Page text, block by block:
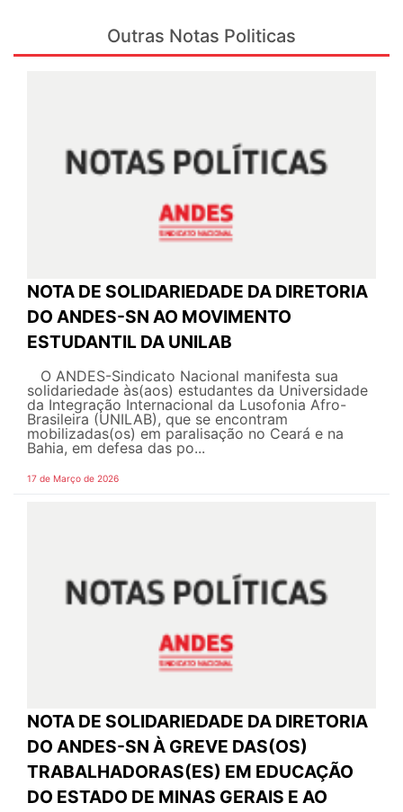
Outras Notas Politicas
NOTA DE SOLIDARIEDADE DA DIRETORIA
DO ANDES-SN AO MOVIMENTO
ESTUDANTIL DA UNILAB
O ANDES-Sindicato Nacional manifesta sua
solidariedade às(aos) estudantes da Universidade
da Integração Internacional da Lusofonia Afro-
Brasileira (UNILAB), que se encontram
mobilizadas(os) em paralisação no Ceará e na
Bahia, em defesa das po...
17 de Março de 2026
NOTA DE SOLIDARIEDADE DA DIRETORIA
DO ANDES-SN À GREVE DAS(OS)
TRABALHADORAS(ES) EM EDUCAÇÃO
DO ESTADO DE MINAS GERAIS E AO